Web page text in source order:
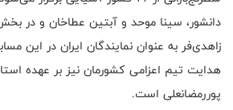
دانشور، سینا موحد و آبتین عطاخان و در بخش
زاهدی‌فر به عنوان نمایندگان ایران در این
هدایت تیم اعزامی کشورمان نیز بر عهده
پوررمضانعلی است.